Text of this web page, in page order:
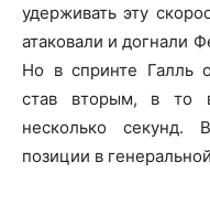
удерживать эту
атаковали и догнали
Но в спринте Галль
став вторым, в то
несколько секунд.
позиции в